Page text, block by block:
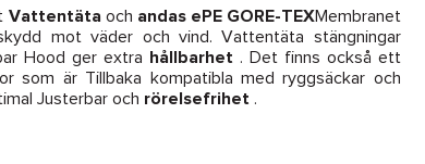
Vattentäta och andas ePE GORE-TEXMembranet
mot väder och vind. Vattentäta stängningar
Hood ger extra
hållbarhet . Det finns också ett
som är Tillbaka kompatibla med ryggsäckar och
Justerbar och rörelsefrihet .